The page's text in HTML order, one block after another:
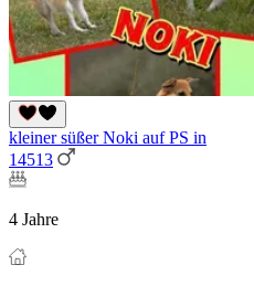
kleiner süßer Noki auf PS in
14513
4 Jahre